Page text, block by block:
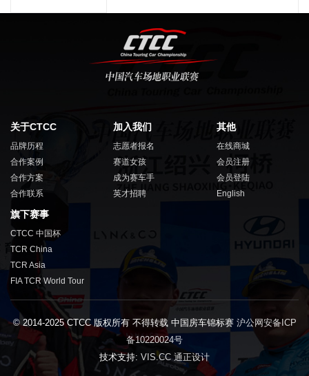
关于CTCC
品牌历程
合作案例
合作方案
合作联系
加入我们
志愿者报名
赛道女孩
成为赛车手
英才招聘
其他
在线商城
会员注册
会员登陆
English
旗下赛事
CTCC 中国杯
TCR China
TCR Asia
FIA TCR World Tour
© 2014-2025 CTCC 版权所有 不得转载 中国房车锦标赛 沪公网安备ICP
备10220024号
技术支持: VIS.CC 通正设计